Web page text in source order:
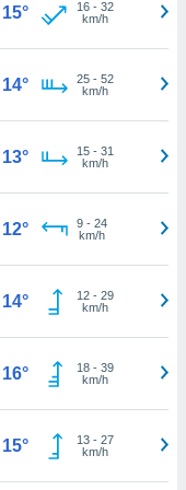
15° 16- 32
km/h
14° 25- 52
km/h
13° 15- 31
km/h
12° 9- 24
km/h
14° 12- 29
km/h
16° 18- 39
km/h
15° 13- 27
km/h